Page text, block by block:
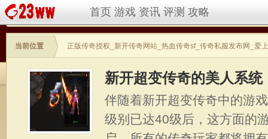
首页 游戏 资讯 评测 攻略
当前位置 正版传奇授权_新开传奇网站_热血传奇sf_传奇私服发布网_爱
新开超变传奇的美人系统
伴随着新开超变传奇中的游
级别已达40级后，这方面的